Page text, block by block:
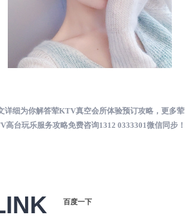
详细为你解答荤KTV真空会所体验预订攻略，更多荤
高台玩乐服务攻略免费咨询1312 0333301微信同步！
百度一下